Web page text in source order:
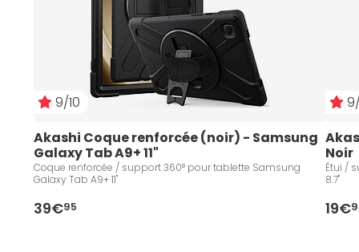
9/10
Akashi Coque renforcée (noir) - Samsung
Galaxy Tab A9+ 11"
Coque renforcée / support 360° pour tablette Samsung
Galaxy Tab A9+ 11"
39€95
Noir
Étui /
8.7"
19€